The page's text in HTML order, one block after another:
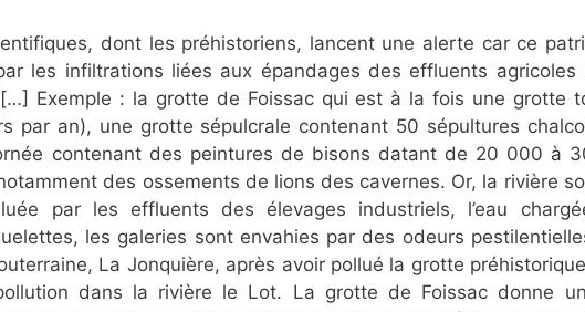
dont les préhistoriens, lancent une alerte car ce
les infiltrations liées aux épandages des effluents
Exemple : la grotte de Foissac qui est à la fois une grotte
par an), une grotte sépulcrale contenant 50 sépultures
contenant des peintures de bisons datant de 20 000 à
des ossements de lions des cavernes. Or, la rivière
par les effluents des élevages industriels, l’eau
les galeries sont envahies par des odeurs
La Jonquière, après avoir pollué la grotte
dans la rivière le Lot. La grotte de Foissac donne